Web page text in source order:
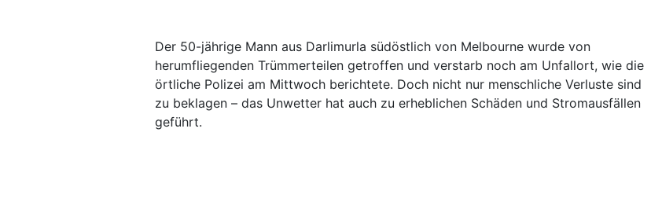
Der 50-jährige Mann aus Darlimurla südöstlich von Melbourne wurde von
herumfliegenden Trümmerteilen getroffen und verstarb noch am Unfallort, wie die
örtliche Polizei am Mittwoch berichtete. Doch nicht nur menschliche Verluste sind
zu beklagen – das Unwetter hat auch zu erheblichen Schäden und Stromausfällen
geführt.